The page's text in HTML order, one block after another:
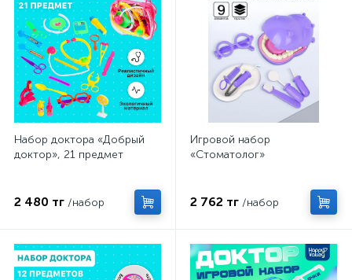
Набор доктора «Добрый
доктор», 21 предмет
2 480 тг /набор
Игровой набор
«Стоматолог»
2 762 тг /набор